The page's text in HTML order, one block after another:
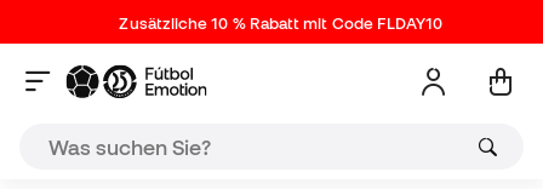
Zusätzliche 10 % Rabatt mit Code FLDAY10